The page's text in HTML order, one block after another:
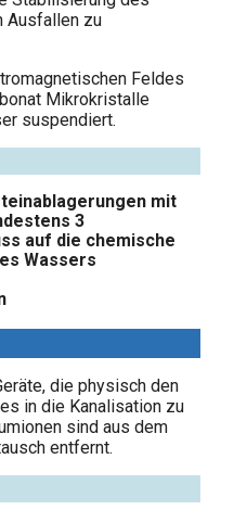
Ausfallen zu
Feldes
Mikrokristalle
suspendiert.
mit
3
auf die chemische
Wassers
die physisch den
in die Kanalisation zu
sind aus dem
entfernt.